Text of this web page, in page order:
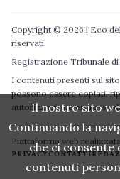
Copyright © 2026 l'Eco
riservati.
Registrazione Tribunale di
I contenuti presenti sul
possono essere copiati,
autorizzazione espressa
Piattaforma web
PRIVACYCONTATTI
Il nostro sito
Continuando la
che ci
contenuti